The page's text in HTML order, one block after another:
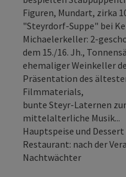
Figuren, Mundart, zirka
"Steyrdorf-Suppe" bei
Michaelerkeller: 2-
dem 15./16. Jh.,
ehemaliger Weinkeller
Präsentation des
Filmmaterials,
bunte Steyr-Laternen
mittelalterliche Musik...
Hauptspeise und
Restaurant: nach der
Nachtwächter